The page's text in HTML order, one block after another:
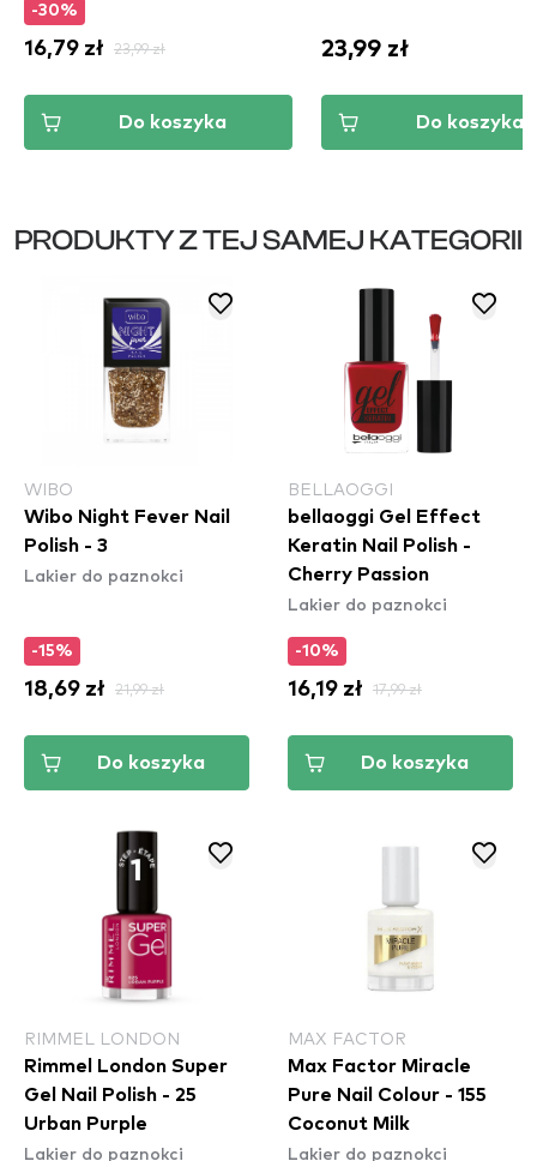
-30%
16,79 zł 23,99 zł
Do koszyka
23,99 zł
Do koszyka
PRODUKTY Z TEJ SAMEJ KATEGORII
WIBO
Wibo Night Fever Nail
Polish - 3
Lakier do paznokci
-15%
18,69 zł 21,99 zł
Do koszyka
BELLAOGGI
bellaoggi Gel Effect
Keratin Nail Polish -
Cherry Passion
Lakier do paznokci
-10%
16,19 zł 17,99 zł
Do koszyka
RIMMEL LONDON
Rimmel London Super
Gel Nail Polish - 25
Urban Purple
Lakier do paznokci
MAX FACTOR
Max Factor Miracle
Pure Nail Colour - 155
Coconut Milk
Lakier do paznokci